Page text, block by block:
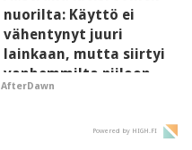
nuorilta: Käyttö ei
vähentynyt juuri
lainkaan, mutta siirtyi
vanhemmilta piiloon
AfterDawn
Powered by HIGH.FI